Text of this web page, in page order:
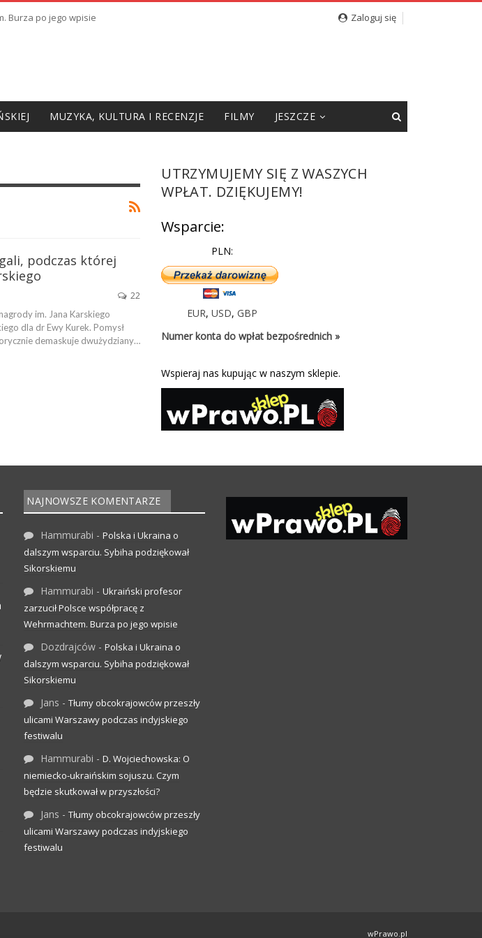
Burza po jego wpisie Zaloguj się
MUZYKA, KULTURA I RECENZJE FILMY JESZCZE
podczas której
22
im. Jana Karskiego
dla dr Ewy Kurek. Pomysł
demaskuje dwużydziany…
UTRZYMUJEMY SIĘ Z WASZYCH
WPŁAT. DZIĘKUJEMY!
Wsparcie:
PLN:
EUR,USD,GBP
Numer konta do wpłat bezpośrednich »
Wspieraj nas kupując w naszym sklepie.
NAJNOWSZE KOMENTARZE
Hammurabi - Polska i Ukraina o
dalszym wsparciu. Sybiha podziękował
Sikorskiemu
Hammurabi - Ukraiński profesor
zarzucił Polsce współpracę z
Wehrmachtem. Burza po jego wpisie
Dozdrajców - Polska i Ukraina o
dalszym wsparciu. Sybiha podziękował
Sikorskiemu
Jans - Tłumy obcokrajowców przeszły
ulicami Warszawy podczas indyjskiego
festiwalu
Hammurabi - D. Wojciechowska: O
niemiecko-ukraińskim sojuszu. Czym
będzie skutkował w przyszłości?
Jans - Tłumy obcokrajowców przeszły
ulicami Warszawy podczas indyjskiego
festiwalu
wPrawo.pl